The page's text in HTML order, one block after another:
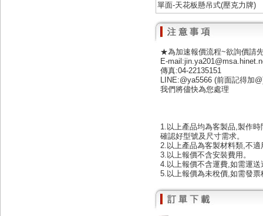
單面-天花板懸吊式(壓克力牌)
★為加速報價流程~欲詢價請
E-
傳真:04-22135151
LINE:@ya5566 (前面記得加
我們將儘快為您處理
1.以上產品均為客製品,製作
確認好型號及尺寸需求。
2.以上產品為客製材料類,不
3.以上報價不含安裝費用。
4.以上報價不含運費,如需運
5.以上報價為未稅價,如需發